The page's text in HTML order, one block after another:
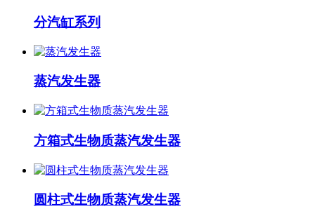
分汽缸系列
蒸汽发生器
方箱式生物质蒸汽发生器
圆柱式生物质蒸汽发生器